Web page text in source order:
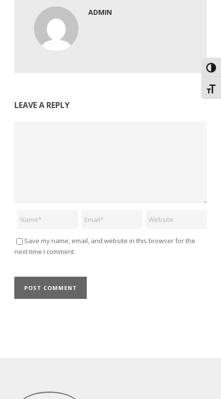
ADMIN
LEAVE A REPLY
Save my name, email, and website in this browser for the
next time I comment.